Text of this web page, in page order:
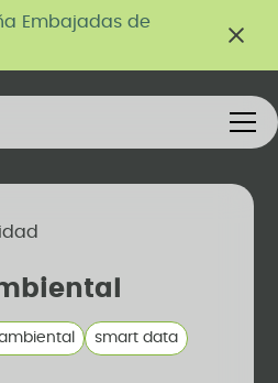
Embajadas de
smart data